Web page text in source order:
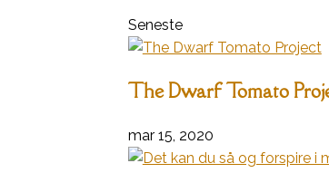
Seneste
The Dwarf Tomato
mar 15, 2020